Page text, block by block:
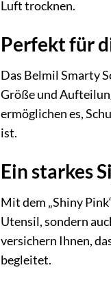
Luft trocknen.
Perfekt für
Das Belmil Smarty
Größe und
ermöglichen es,
ist.
Ein starkes
Mit dem „Shiny
Utensil, sondern
versichern Ihnen,
begleitet.